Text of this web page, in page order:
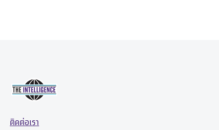
ติดต่อเรา